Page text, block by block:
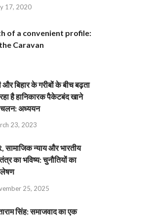
17, 2020
of a convenient profile:
Caravan
और बिहार के गरीबों के बीच बढ़ता
है हानिकारक पैकेटबंद खाने
अध्ययन
23, 2023
सामाजिक न्याय और भारतीय
का भविष्य: चुनौतियों का
25, 2025
सिंह: समाजवाद का एक